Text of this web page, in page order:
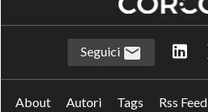
Seguici
About Autori Tags Rss Feed